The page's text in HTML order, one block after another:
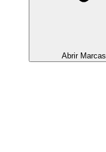
Abrir Marcas